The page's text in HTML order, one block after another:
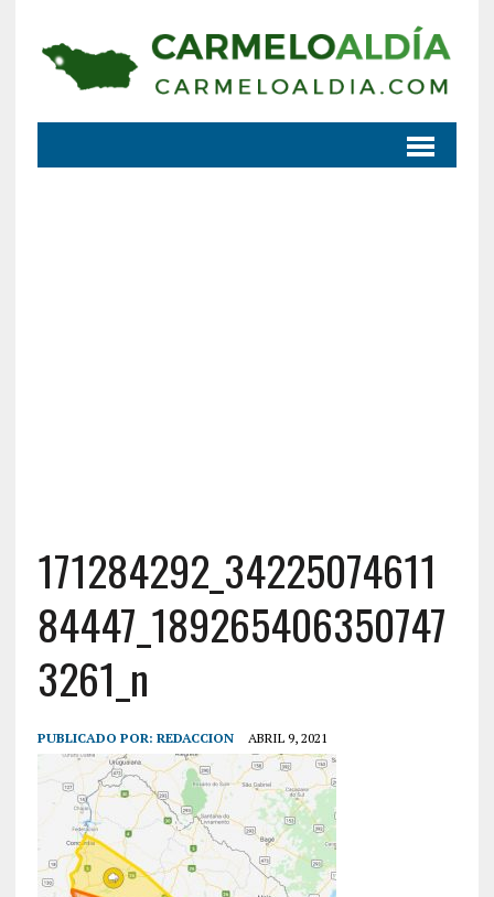
171284292_34225074611
84447_189265406350747
3261_n
PUBLICADO POR: REDACCION ABRIL 9, 2021